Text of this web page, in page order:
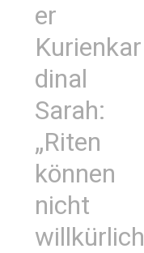
er
Kurienkar
dinal
Sarah:
„Riten
können
nicht
willkürlich